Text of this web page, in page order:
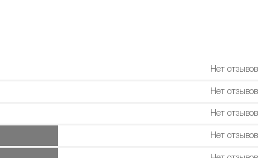
Нет отзывов
Нет отзывов
Нет отзывов
Нет отзывов